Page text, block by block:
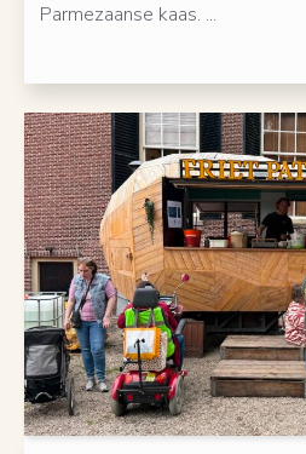
Parmezaanse kaas. ...